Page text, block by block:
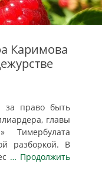
Каримова
за право быть
главы
Тимербулата
разборкой. В
… Продолжить